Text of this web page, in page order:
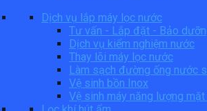
Dịch vụ lắp máy lọc nước
Tư vấn - Lắp đặt - Bảo
Dịch vụ kiểm nghiệm nước
Thay lõi máy lọc nước
Làm sạch đường ống nước
Vệ sinh bồn Inox
Vệ sinh máy năng lượng